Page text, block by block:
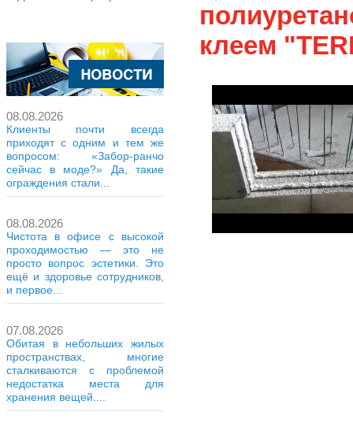
08.08.2026
Клиенты почти всегда
приходят с одним и тем же
вопросом: «Забор-ранчо
сейчас в моде?» Да, такие
ограждения стали...
08.08.2026
Чистота в офисе с высокой
проходимостью — это не
просто вопрос эстетики. Это
ещё и здоровье сотрудников,
и первое...
07.08.2026
Обитая в небольших жилых
пространствах, многие
сталкиваются с проблемой
недостатка места для
хранения вещей....
клеем